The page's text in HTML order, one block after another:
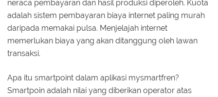
neraca pembayaran dan hasil produksi diperoleh. Kuota
adalah sistem pembayaran biaya internet paling murah
daripada memakai pulsa. Menjelajah internet
memerlukan biaya yang akan ditanggung oleh lawan
transaksi.
Apa itu smartpoint dalam aplikasi mysmartfren?
Smartpoin adalah nilai yang diberikan operator atas